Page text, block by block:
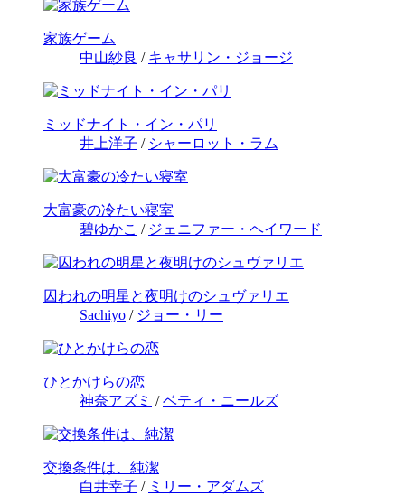
家族ゲーム
中山紗良 / キャサリン・ジョージ
ミッドナイト・イン・パリ
井上洋子 / シャーロット・ラム
大富豪の冷たい寝室
碧ゆかこ / ジェニファー・ヘイワード
囚われの明星と夜明けのシュヴァリエ
Sachiyo / ジョー・リー
ひとかけらの恋
神奈アズミ /ベティ・ニールズ
交換条件は、純潔
白井幸子 / ミリー・アダムズ